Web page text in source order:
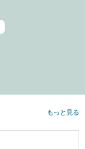
もっと見る